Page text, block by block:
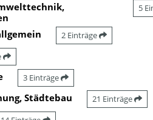
5
2 Einträge
3 Einträge
Städtebau 21 Einträge